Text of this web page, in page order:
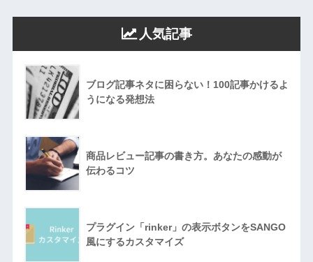
人気記事
ブログ記事ネタに困らない！100記事かけるよ
うになる発想法
商品レビュー記事の書き方。あなたの感動が
伝わるコツ
プラグイン「rinker」の表示ボタンをSANGO
風にするカスタマイズ